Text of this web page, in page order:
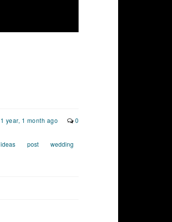
1 year, 1 month ago 0
ideas post wedding